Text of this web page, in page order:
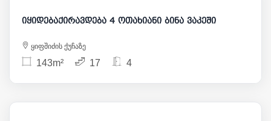
იყიდებაქირავდება 4 ოთახიანი ბინა ვაკეში
ყიფშიძის ქუჩაზე
143m² 17 4
2 500